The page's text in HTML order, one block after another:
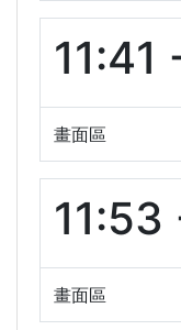
11:41
畫面區
11:53
畫面區